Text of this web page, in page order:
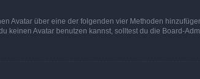
Avatar über eine der folgenden vier Methoden
keinen Avatar benutzen kannst, solltest du die Board-